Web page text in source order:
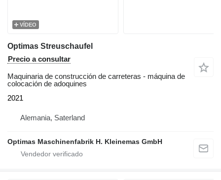
VÍDEO
Optimas Streuschaufel
Precio a consultar
Maquinaria de construcción de carreteras - máquina de
colocación de adoquines
2021
Alemania, Saterland
Optimas Maschinenfabrik H. Kleinemas GmbH